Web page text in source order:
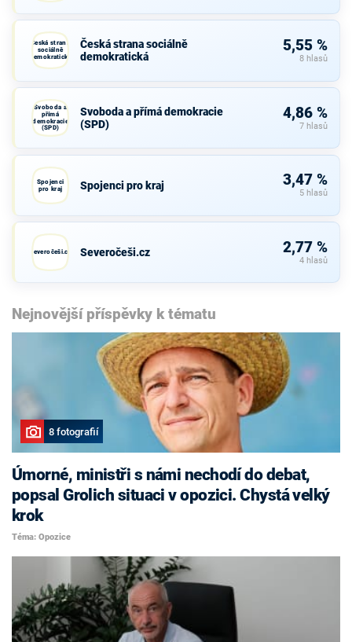
Česká strana
sociálně
demokratická
Česká strana sociálně
demokratická
5,55 %
8 hlasů
Svoboda a
přímá
demokracie
(SPD)
Svoboda a přímá demokracie
(SPD)
4,86 %
7 hlasů
Spojenci
pro kraj
Spojenci pro kraj 3,47 %
5 hlasů
Severočeši.cz Severočeši.cz 2,77 %
4 hlasů
Nejnovější příspěvky k tématu
8 fotografií
Úmorné, ministři s námi nechodí do debat,
popsal Grolich situaci v opozici. Chystá velký
krok
Téma: Opozice